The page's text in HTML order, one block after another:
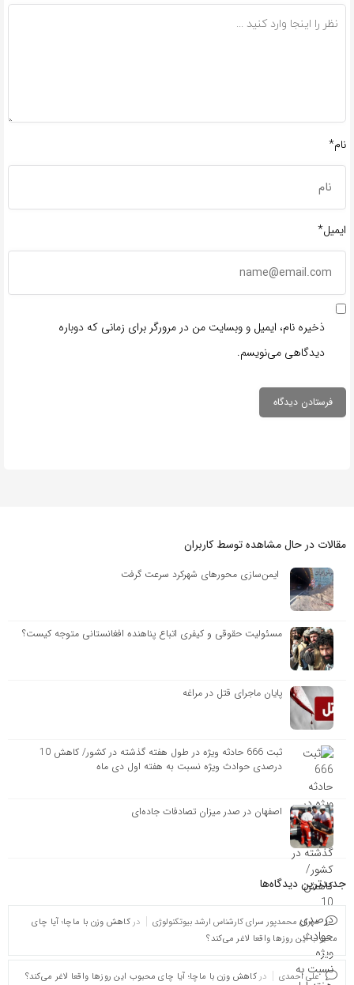
نام*
ایمیل*
ذخیره نام، ایمیل و وبسایت من در مرورگر برای زمانی که دوباره
دیدگاهی می‌نویسم.
مقالات در حال مشاهده توسط کاربران
ایمن‌سازی محورهای شهرکرد سرعت گرفت
مسئولیت حقوقی و کیفری اتباع پناهنده افغانستانی متوجه کیست؟
پایان ماجرای قتل در مراغه
ثبت 666 حادثه ویژه در طول هفته گذشته در کشور/ کاهش 10
درصدی حوادث ویژه نسبت به هفته اول دی ماه
اصفهان در صدر میزان تصادفات جاده‌ای
جدیدترین دیدگاه‌‌ها
مهران محمدپور سرای کارشناس ارشد بیوتکنولوژی در کاهش وزن با ماچا؛ آیا چای
محبوب این روزها واقعا لاغر می‌کند؟
علی احمدی در کاهش وزن با ماچا؛ آیا چای محبوب این روزها واقعا لاغر می‌کند؟